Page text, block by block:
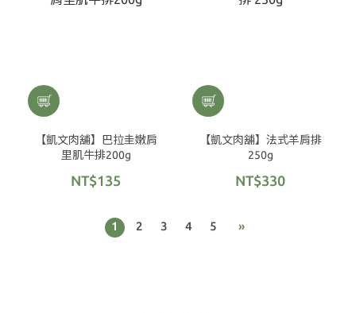
【凱文肉舖】巴拉圭嫩肩
里肌牛排200g
NT$135
【凱文肉舖】法式羊肩排
250g
NT$330
1 2 3 4 5 »